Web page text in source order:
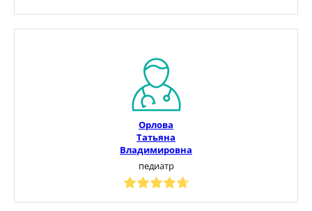
Орлова
Татьяна
Владимировна
педиатр